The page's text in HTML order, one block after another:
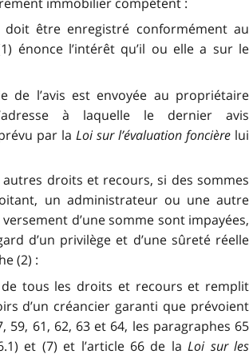
être enregistré conformément au
énonce l’intérêt qu’il ou elle a sur le
de l’avis est envoyée au propriétaire
à laquelle le dernier avis
par la Loi sur l’évaluation foncière lui
autres droits et recours, si des sommes
un administrateur ou une autre
d’une somme sont impayées,
d’un privilège et d’une sûreté réelle
(2) :
tous les droits et recours et remplit
d’un créancier garanti que prévoient
59, 61, 62, 63 et 64, les paragraphes 65
et (7) et l’article 66 de laLoi sur les